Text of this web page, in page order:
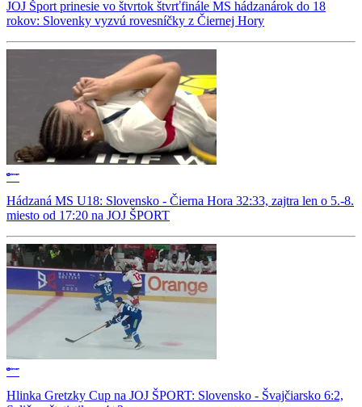
JOJ Šport prinesie vo štvrtok štvrťfinále MS hádzanárok do 18
rokov: Slovenky vyzvú rovesníčky z Čiernej Hory
Hádzaná MS U18: Slovensko - Čierna Hora 32:33, zajtra len o 5.-8.
miesto od 17:20 na JOJ ŠPORT
Hlinka Gretzky Cup na JOJ ŠPORT: Slovensko - Švajčiarsko 6:2,